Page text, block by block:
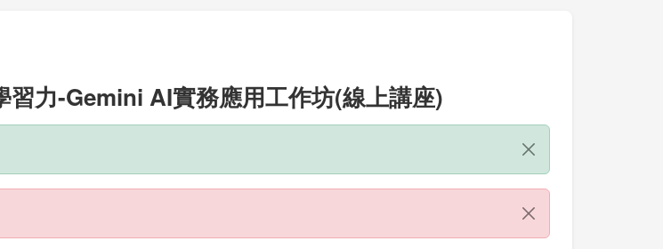
習力-Gemini AI實務應用工作坊(線上講座)